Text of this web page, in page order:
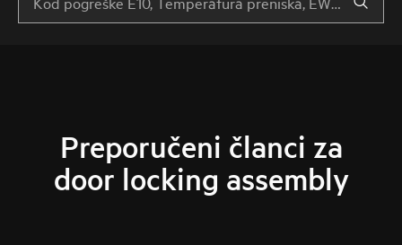
Preporučeni članci za
door locking assembly